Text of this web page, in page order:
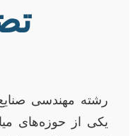
رشته مهندسی
یکی از حوزه‌های